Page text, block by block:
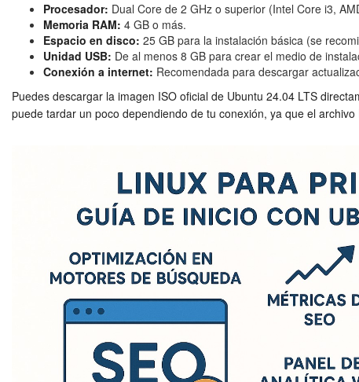
Procesador: Dual Core de 2 GHz o superior (Intel Core i3,
Memoria RAM: 4 GB o más.
Espacio en disco: 25 GB para la instalación básica (se
Unidad USB: De al menos 8 GB para crear el medio de
Conexión a internet: Recomendada para descargar
Puedes descargar la imagen ISO oficial de Ubuntu 24.04 LTS
puede tardar un poco dependiendo de tu conexión, ya que el